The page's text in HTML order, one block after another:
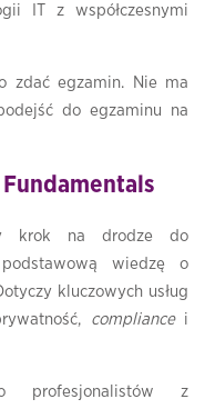
IT z współczesnymi
zdać egzamin. Nie ma
do egzaminu na
krok na drodze do
wiedzę o
kluczowych usług
compliancei
profesjonalistów z